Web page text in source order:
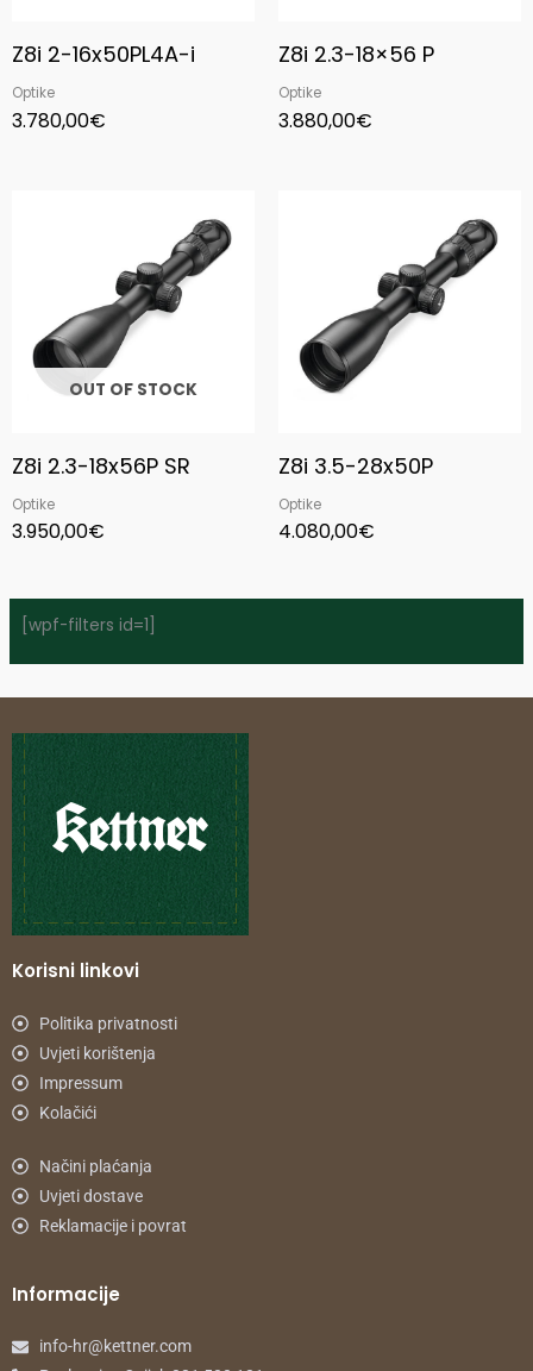
[wpf-filters id=1]
Z8i 2-16x50PL4A-i
Optike
3.780,00€
Z8i 2.3-18×56 P
Optike
3.880,00€
OUT OF STOCK
Z8i 2.3-18x56P SR
Optike
3.950,00€
Z8i 3.5-28x50P
Optike
4.080,00€
Korisni linkovi
Politika privatnosti
Uvjeti korištenja
Impressum
Kolačići
Načini plaćanja
Uvjeti dostave
Reklamacije i povrat
Informacije
info-hr@kettner.com